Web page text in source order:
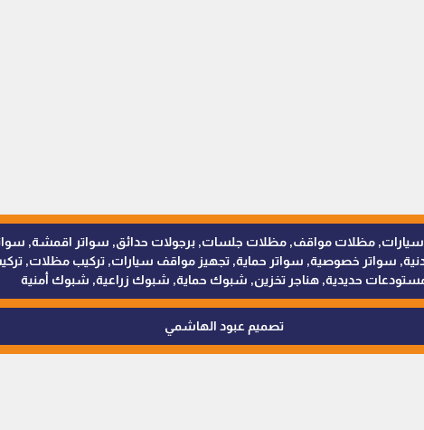
والسواتر - 0538402607 © مظلات سيارات, مظلات مواقف, مظلات جلسات, برجولات حدائق,
خصوصية, سواتر حماية, تجهيز مواقف سيارات, تركيب مظلات,
حديدية, هناجر تخزين, شبوك حماية, شبوك زراعية, شبوك أمنية
تصميم عبود الهاشمي